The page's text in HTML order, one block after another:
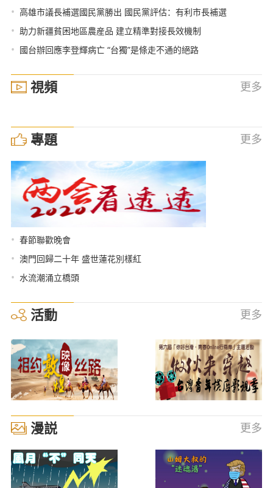
• 高雄市議長補選國民黨勝出 國民黨評估：有利市長補選
• 助力新疆貧困地區農産品 建立精準對接長效機制
• 國台辦回應李登輝病亡 “台獨”是條走不通的絕路
視頻 更多
專題 更多
• 春節聯歡晚會
• 澳門回歸二十年 盛世蓮花別樣紅
• 水流潮涌立橋頭
活動 更多
漫説 更多